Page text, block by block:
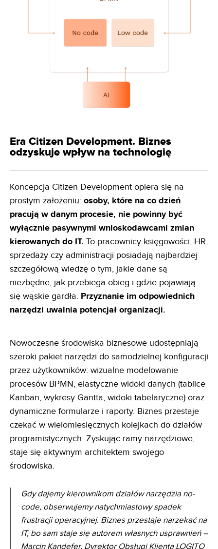
Era Citizen Development. Biznes
odzyskuje wpływ na technologię
Koncepcja Citizen Development opiera się na
prostym założeniu: osoby, które na co dzień
pracują w danym procesie, nie powinny być
wyłącznie pasywnymi wnioskodawcami zmian
kierowanych do IT. To pracownicy księgowości, HR,
sprzedaży czy administracji posiadają najbardziej
szczegółową wiedzę o tym, jakie dane są
niezbędne, jak przebiega obieg i gdzie pojawiają
się wąskie gardła. Przyznanie im odpowiednich
narzędzi uwalnia potencjał organizacji.
Nowoczesne środowiska biznesowe udostępniają
szeroki pakiet narzędzi do samodzielnej konfiguracji
przez użytkowników: wizualne modelowanie
procesów BPMN, elastyczne widoki danych (tablice
Kanban, wykresy Gantta, widoki tabelaryczne) oraz
dynamiczne formularze i raporty. Biznes przestaje
czekać w wielomiesięcznych kolejkach do działów
programistycznych. Zyskując ramy narzędziowe,
staje się aktywnym architektem swojego
środowiska.
Gdy dajemy kierownikom działów narzędzia no-
code, obserwujemy natychmiastowy spadek
frustracji operacyjnej. Biznes przestaje narzekać na
IT, bo sam staje się autorem własnych usprawnień–
Marcin Kandefer, Dyrektor Obsługi Klienta LOGITO